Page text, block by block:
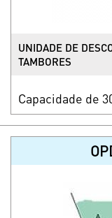
UNIDADE DE
TAMBORES
Capacidade de